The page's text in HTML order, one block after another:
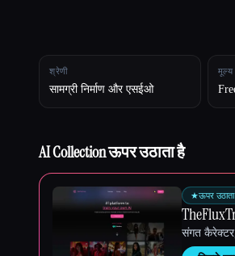
श्रेणी
सामग्री निर्माण और एसईओ
मूल्य
AI Collection ऊपर उठाता है
★ऊपर
संगत